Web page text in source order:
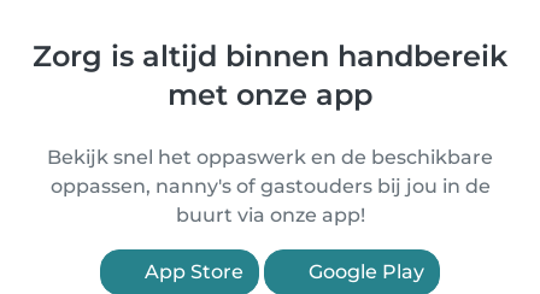
Zorg is altijd binnen handbereik
met onze app
Bekijk snel het oppaswerk en de beschikbare
oppassen, nanny's of gastouders bij jou in de
buurt via onze app!
App Store Google Play